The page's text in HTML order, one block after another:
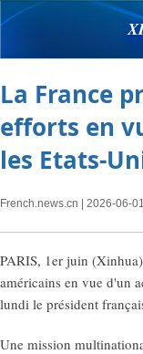
La France
efforts en
les Etats-
French.news.cn | 2026-06-
PARIS, 1er juin
américains en vue d'un
lundi le président
Une mission